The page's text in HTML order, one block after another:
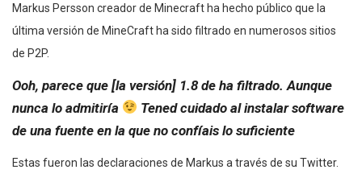
Markus Persson creador de Minecraft ha hecho público que la
última versión de MineCraft ha sido filtrado en numerosos sitios
de P2P.
Ooh, parece que [la versión] 1.8 de ha filtrado. Aunque
nunca lo admitiría
Tened cuidado al instalar software
de una fuente en la que no confíais lo suficiente
Estas fueron las declaraciones de Markus a través de su Twitter.